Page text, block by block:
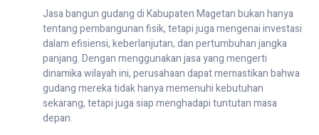
Jasa bangun gudang di Kabupaten Magetan bukan hanya
tentang pembangunan fisik, tetapi juga mengenai investasi
dalam efisiensi, keberlanjutan, dan pertumbuhan jangka
panjang. Dengan menggunakan jasa yang mengerti
dinamika wilayah ini, perusahaan dapat memastikan bahwa
gudang mereka tidak hanya memenuhi kebutuhan
sekarang, tetapi juga siap menghadapi tuntutan masa
depan.